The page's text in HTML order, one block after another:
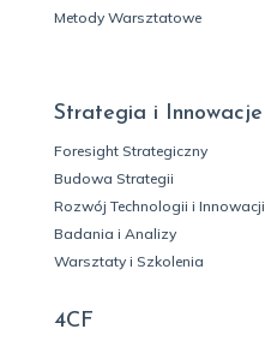
Metody Warsztatowe
Strategia i Innowacje
Foresight Strategiczny
Budowa Strategii
Rozwój Technologii i Innowacji
Badania i Analizy
Warsztaty i Szkolenia
4CF